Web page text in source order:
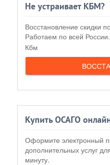
Не устраивает КБМ?
Восстановление
Работаем по всей
Кбм
Купить ОСАГО
Оформите электронный
дополнительных услуг
минуту.